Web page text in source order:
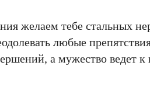
желаем тебе стальных
любые
а мужество ведет